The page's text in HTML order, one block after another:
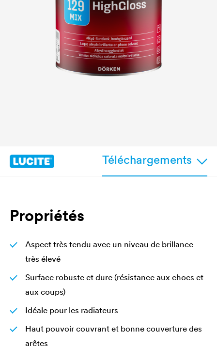
Téléchargements
Propriétés
Aspect très tendu avec un niveau de brillance
très élevé
Surface robuste et dure (résistance aux chocs et
aux coups)
Idéale pour les radiateurs
Haut pouvoir couvrant et bonne couverture des
arêtes